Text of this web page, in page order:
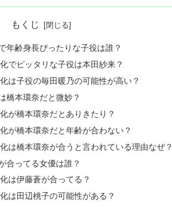
もくじ
年齢身長ぴったりな子役は誰？
でピッタリな子役は本田紗来？
は子役の毎田暖乃の可能性が高い？
橋本環奈だと微妙？
が橋本環奈だとありきたり？
が橋本環奈だと年齢が合わない？
は橋本環奈が合うと言われている理由なぜ？
合ってる女優は誰？
は伊藤蒼が合ってる？
は田辺桃子の可能性がある？